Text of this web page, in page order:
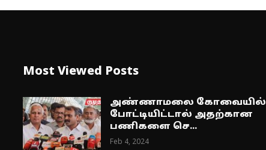
Most Viewed Posts
அண்ணாமலை கோவையில்
போட்டியிட்டால் அதற்கான
பணிகளை செ...
Feb 4, 2024